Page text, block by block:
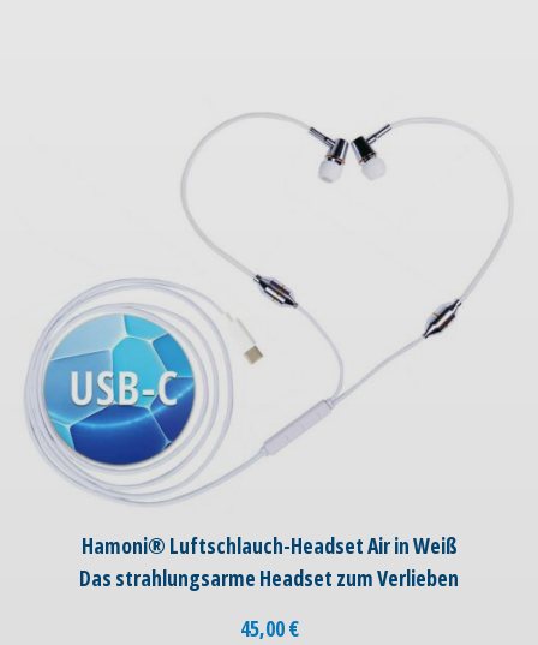
Hamoni® Luftschlauch-Headset Air in Weiß
Das strahlungsarme Headset zum Verlieben
45,00€